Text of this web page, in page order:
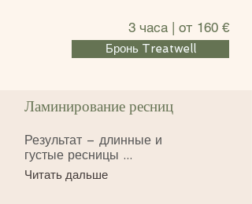
3 часа | от 160 €
Бронь Treatwell
Ламинирование ресниц
Результат – длинные и
густые ресницы ...
Читать дальше